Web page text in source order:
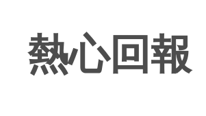
熱心回報